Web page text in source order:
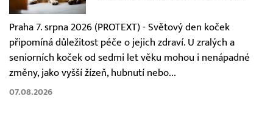
Praha 7. srpna 2026 (PROTEXT) - Světový den koček
připomíná důležitost péče o jejich zdraví. U zralých a
seniorních koček od sedmi let věku mohou i nenápadné
změny, jako vyšší žízeň, hubnutí nebo...
07.08.2026